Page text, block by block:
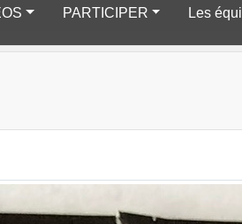
PARTICIPER Les